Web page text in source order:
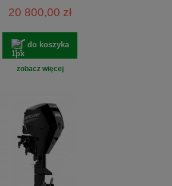
20 800,00 zł
do koszyka
zobacz więcej